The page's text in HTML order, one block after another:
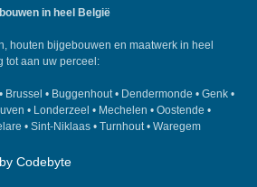
in heel België
houten bijgebouwen en maatwerk in heel
tot aan uw perceel:
• Brussel • Buggenhout • Dendermonde • Genk •
• Londerzeel • Mechelen • Oostende •
• Sint-Niklaas • Turnhout • Waregem
Codebyte